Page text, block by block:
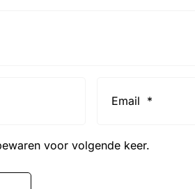
voor volgende keer.